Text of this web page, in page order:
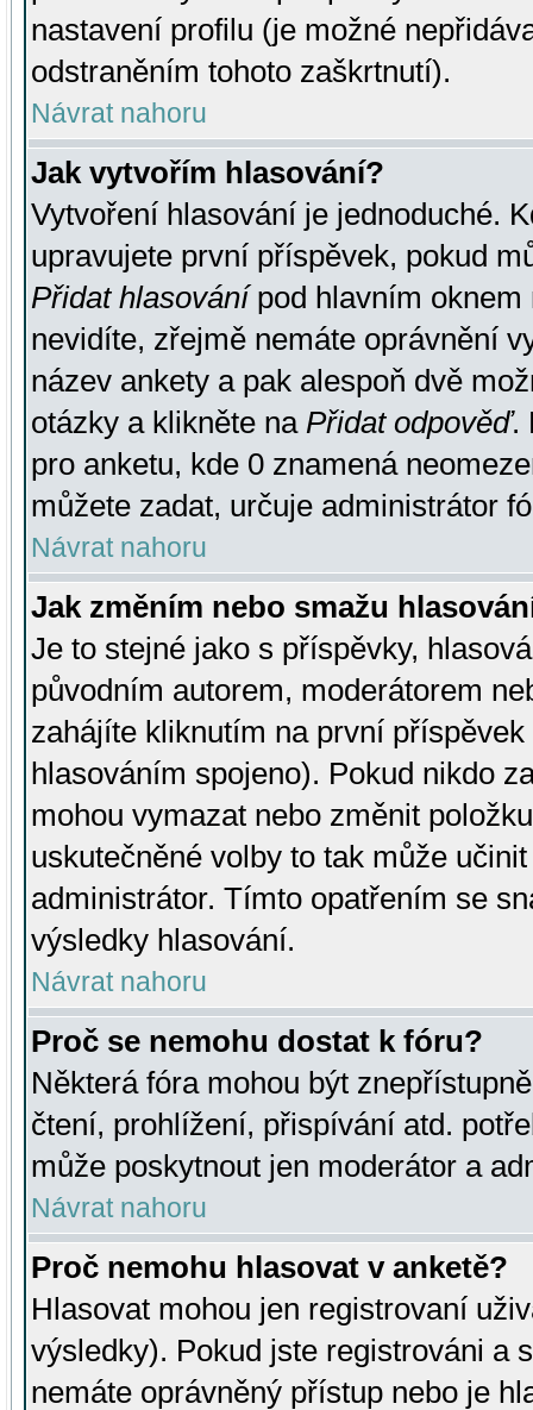
nastavení profilu (je možné
odstraněním tohoto zaškrtnutí).
Návrat nahoru
Jak vytvořím hlasování?
Vytvoření hlasování je jednoduché.
upravujete první příspěvek, pokud
Přidat hlasovánípod hlavním oknem
nevidíte, zřejmě nemáte oprávnění
název ankety a pak alespoň dvě
otázky a klikněte na Přidat odpověď.
pro anketu, kde 0 znamená
můžete zadat, určuje administrátor
Návrat nahoru
Jak změním nebo smažu
Je to stejné jako s příspěvky,
původním autorem, moderátorem
zahájíte kliknutím na první
hlasováním spojeno). Pokud nikdo
mohou vymazat nebo změnit
uskutečněné volby to tak může
administrátor. Tímto opatřením se
výsledky hlasování.
Návrat nahoru
Proč se nemohu dostat k fóru?
Některá fóra mohou být
čtení, prohlížení, přispívání atd.
může poskytnout jen moderátor a
Návrat nahoru
Proč nemohu hlasovat v anketě?
Hlasovat mohou jen registrovaní
výsledky). Pokud jste registrováni a
nemáte oprávněný přístup nebo je